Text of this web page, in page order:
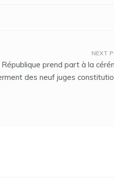
prend part à la
des neuf juges